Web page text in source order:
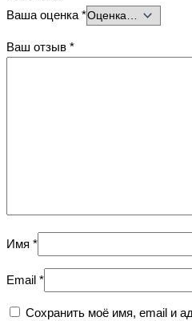
Ваша оценка *
Ваш отзыв *
Имя *
Email *
Сохранить моё имя, email и